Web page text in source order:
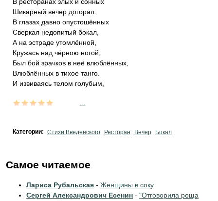
Шикарный вечер догорал.
В глазах давно опустошённых
Сверкал недопитый бокал,
А на эстраде утомлённой,
Кружась над чёрною ногой,
Был бой зрачков в неё влюблённых,
Влюблённых в тихое танго.
И извиваясь телом голубым,
Категории: Стихи Введенского Ресторан Вечер Бокал
Самое читаемое
Лариса Рубальская - Женщины в соку
Сергей Александрович Есенин - "Отговорила роща